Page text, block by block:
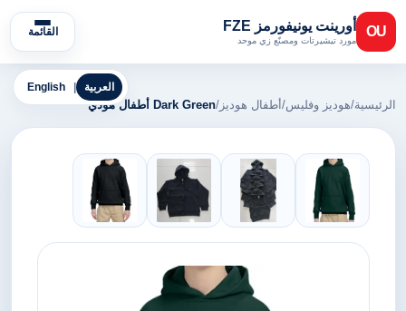
OU أورينت يونيفورمز FZE
مورد تيشيرتات ومصنّع زي موحد
القائمة
English العربية
الرئيسية/هوديز وفليس/أطفال هوديز /Dark Green أطفال هودي